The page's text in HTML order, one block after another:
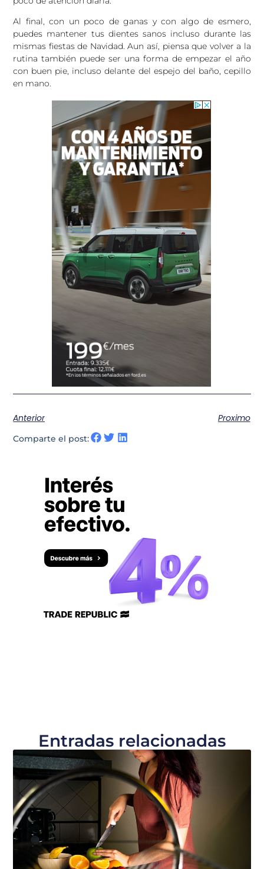
Al final, con un poco de ganas y con algo de esmero,
puedes mantener tus dientes sanos incluso durante las
mismas fiestas de Navidad. Aun así, piensa que volver a la
rutina también puede ser una forma de empezar el año
con buen pie, incluso delante del espejo del baño, cepillo
en mano.
Anterior Proximo
Comparte el post:
Entradas relacionadas